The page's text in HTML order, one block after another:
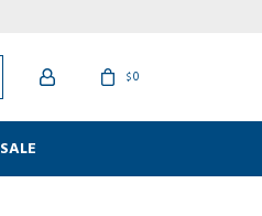
SALE
$0